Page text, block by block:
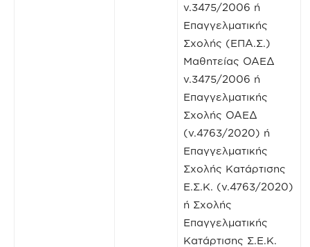
ν.3475/2006 ή
Επαγγελματικής
Σχολής (ΕΠΑ.Σ.)
Μαθητείας ΟΑΕΔ
ν.3475/2006 ή
Επαγγελματικής
Σχολής ΟΑΕΔ
(ν.4763/2020) ή
Επαγγελματικής
Σχολής Κατάρτισης
Ε.Σ.Κ. (ν.4763/2020)
ή Σχολής
Επαγγελματικής
Κατάρτισης Σ.Ε.Κ.